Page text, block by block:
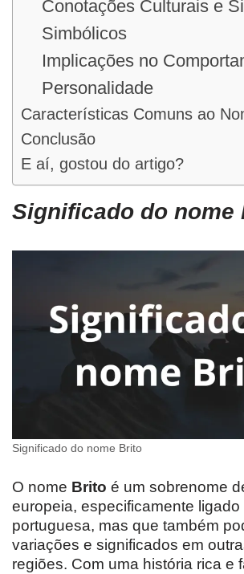
Conotações Culturais e
Simbólicos
Implicações no
Personalidade
Características Comuns ao
Conclusão
E aí, gostou do artigo?
Significado do nome
Significado do nome Brito
O nome Brito é um sobrenome
europeia, especificamente ligado
portuguesa, mas que também
variações e significados em
regiões. Com uma história rica e